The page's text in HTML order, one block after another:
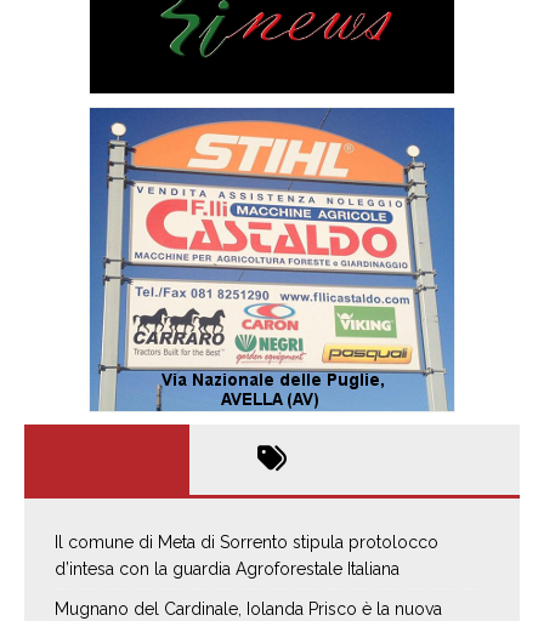
Il comune di Meta di Sorrento stipula protolocco
d’intesa con la guardia Agroforestale Italiana
Mugnano del Cardinale, Iolanda Prisco è la nuova